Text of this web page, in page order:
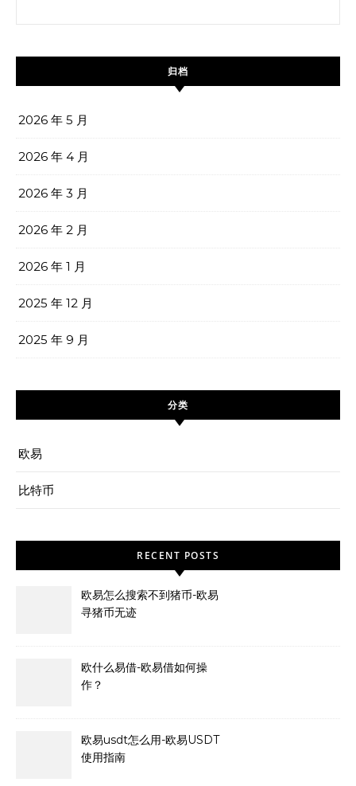
归档
2026 年 5 月
2026 年 4 月
2026 年 3 月
2026 年 2 月
2026 年 1 月
2025 年 12 月
2025 年 9 月
分类
欧易
比特币
RECENT POSTS
欧易怎么搜索不到猪币-欧易
寻猪币无迹
欧什么易借-欧易借如何操
作？
欧易usdt怎么用-欧易USDT
使用指南